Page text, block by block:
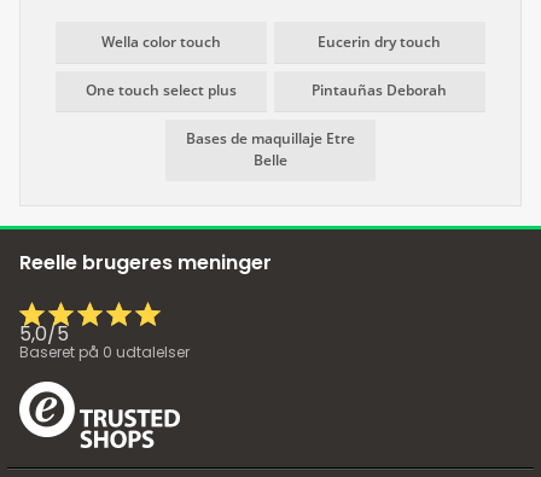
Wella color touch Eucerin dry touch
One touch select plus Pintauñas Deborah
Bases de maquillaje Etre
Belle
Reelle brugeres meninger
5,0/5
Baseret på 0 udtalelser